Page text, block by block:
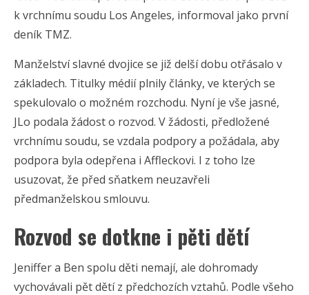
k vrchnímu soudu Los Angeles, informoval jako první
deník TMZ.
Manželství slavné dvojice se již delší dobu otřásalo v
základech. Titulky médií plnily články, ve kterých se
spekulovalo o možném rozchodu. Nyní je vše jasné,
JLo podala žádost o rozvod. V žádosti, předložené
vrchnímu soudu, se vzdala podpory a požádala, aby
podpora byla odepřena i Affleckovi. I z toho lze
usuzovat, že před sňatkem neuzavřeli
předmanželskou smlouvu.
Rozvod se dotkne i pěti dětí
Jeniffer a Ben spolu děti nemají, ale dohromady
vychovávali pět dětí z předchozích vztahů. Podle všeho